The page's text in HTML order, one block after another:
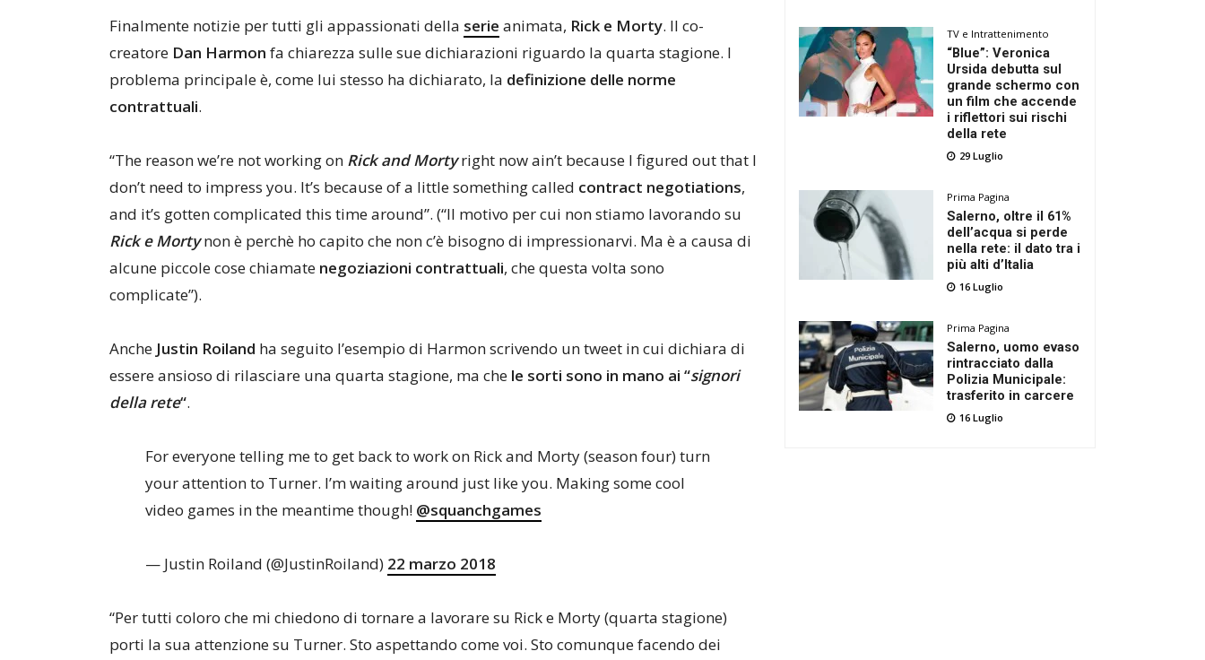
Finalmente notizie per tutti gli appassionati della serie animata, Rick e Morty. Il co-
creatore Dan Harmon fa chiarezza sulle sue dichiarazioni riguardo la quarta stagione. l
problema principale è, come lui stesso ha dichiarato, la definizione delle norme
contrattuali.
“The reason we’re not working on Rick and Mortyright now ain’t because I figured out that I
don’t need to impress you. It’s because of a little something called contract negotiations,
and it’s gotten complicated this time around”. (“Il motivo per cui non stiamo lavorando su
Rick e Mortynon è perchè ho capito che non c’è bisogno di impressionarvi. Ma è a causa di
alcune piccole cose chiamate negoziazioni contrattuali, che questa volta sono
complicate”).
Anche Justin Roiland ha seguito l’esempio di Harmon scrivendo un tweet in cui dichiara di
essere ansioso di rilasciare una quarta stagione, ma che le sorti sono in mano ai “signori
della rete“.
For everyone telling me to get back to work on Rick and Morty (season four) turn
your attention to Turner. I’m waiting around just like you. Making some cool
video games in the meantime though! @squanchgames
— Justin Roiland (@JustinRoiland) 22 marzo 2018
“Per tutti coloro che mi chiedono di tornare a lavorare su Rick e Morty (quarta stagione)
porti la sua attenzione su Turner. Sto aspettando come voi. Sto comunque facendo dei
TV e Intrattenimento
“Blue”: Veronica
Ursida debutta sul
grande schermo con
un film che accende
i riflettori sui rischi
della rete
29 Luglio
Prima Pagina
Salerno, oltre il 61%
dell’acqua si perde
nella rete: il dato tra i
più alti d’Italia
16 Luglio
Prima Pagina
Salerno, uomo evaso
rintracciato dalla
Polizia Municipale:
trasferito in carcere
16 Luglio